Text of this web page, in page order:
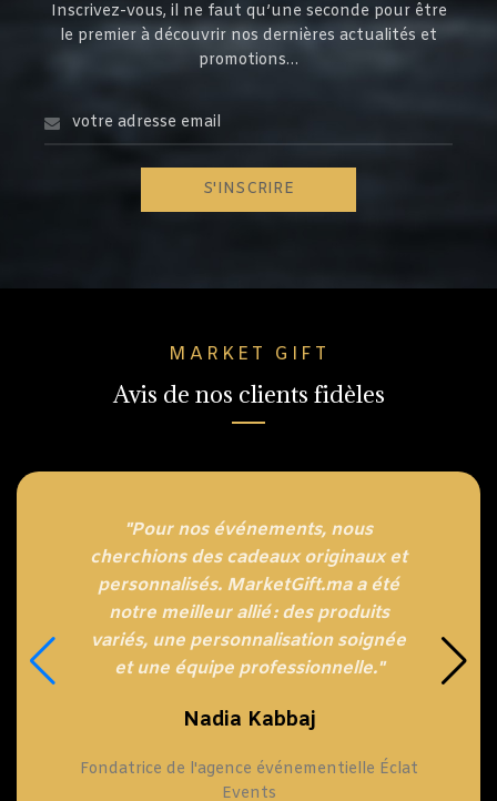
Inscrivez-vous, il ne faut qu’une seconde pour être
le premier à découvrir nos dernières actualités et
promotions…
MARKET GIFT
Avis de nos clients fidèles
"Pour nos événements, nous
cherchions des cadeaux originaux et
personnalisés. MarketGift.ma a été
notre meilleur allié : des produits
variés, une personnalisation soignée
et une équipe professionnelle."
Nadia Kabbaj
Fondatrice de l'agence événementielle Éclat
Events